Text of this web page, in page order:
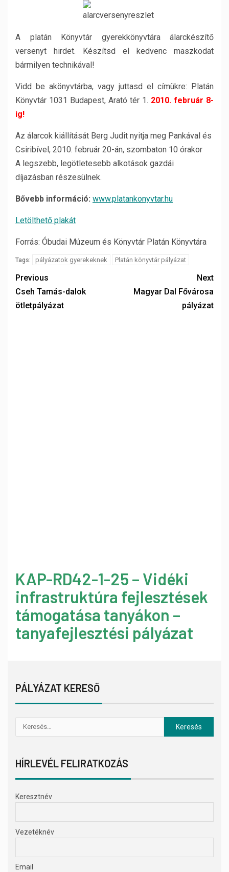
A platán Könyvtár gyerekkönyvtára álarckészítő
versenyt hirdet. Készítsd el kedvenc maszkodat
bármilyen technikával!
Vidd be akönyvtárba, vagy juttasd el címükre: Platán
Könyvtár 1031 Budapest, Arató tér 1. 2010. február 8-
ig!
Az álarcok kiállítását Berg Judit nyitja meg Pankával és
Csiribível, 2010. február 20-án, szombaton 10 órakor
A legszebb, legötletesebb alkotások gazdái
díjazásban részesülnek.
Bővebb információ: www.platankonyvtar.hu
Letölthető plakát
Forrás: Óbudai Múzeum és Könyvtár Platán Könyvtára
Tags: pályázatok gyerekeknek Platán könyvtár pályázat
Previous
Cseh Tamás-dalok
ötletpályázat
Next
Magyar Dal Fővárosa
pályázat
KAP-RD42-1-25 – Vidéki
infrastruktúra fejlesztések
támogatása tanyákon –
tanyafejlesztési pályázat
PÁLYÁZAT KERESŐ
HÍRLEVÉL FELIRATKOZÁS
Keresztnév
Vezetéknév
Email